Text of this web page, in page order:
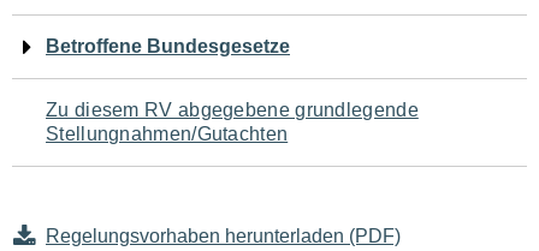
Betroffene Bundesgesetze
Zu diesem RV abgegebene grundlegende
Stellungnahmen/Gutachten
Regelungsvorhaben herunterladen (PDF)